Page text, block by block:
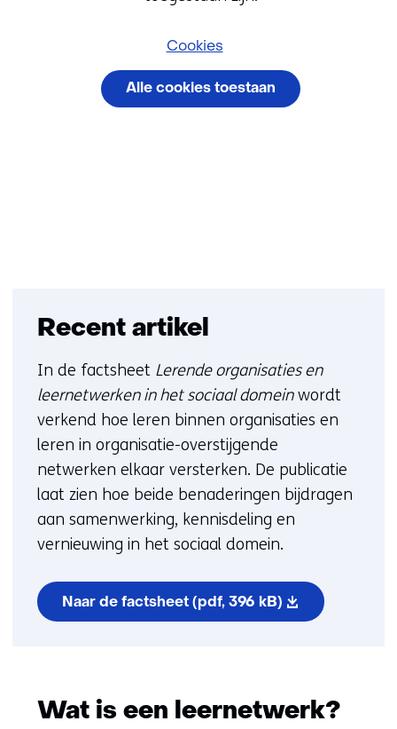
cookies
op
Cookies
Alle cookies toestaan
Recent artikel
In de factsheet Lerende organisaties en
leernetwerken in het sociaal domeinwordt
verkend hoe leren binnen organisaties en
leren in organisatie-overstijgende
netwerken elkaar versterken. De publicatie
laat zien hoe beide benaderingen bijdragen
aan samenwerking, kennisdeling en
vernieuwing in het sociaal domein.
Naar de factsheet (pdf, 396 kB)
Wat is een leernetwerk?